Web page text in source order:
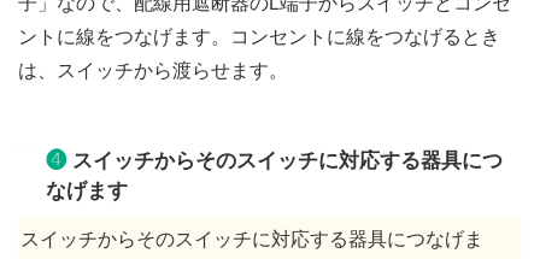
ントに線をつなげます。コンセントに線をつなげるとき
は、スイッチから渡らせます。
❹スイッチからそのスイッチに対応する器具につ
なげます
スイッチからそのスイッチに対応する器具につなげま